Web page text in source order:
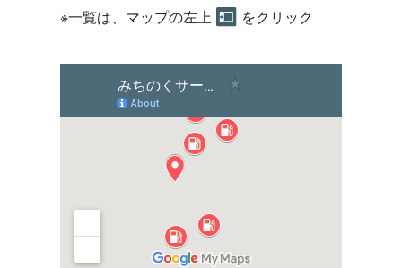
※一覧は、マップの左上 をクリック